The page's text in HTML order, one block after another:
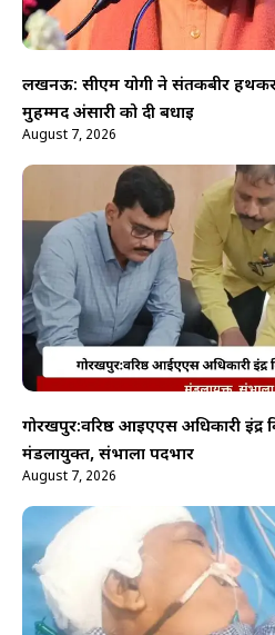
लखनऊ: सीएम योगी ने संतकबीर
मुहम्मद अंसारी को दी बधाई
August 7, 2026
गोरखपुर:वरिष्ठ आईएएस अधिकारी
मंडलायुक्त, संभाला पदभार
August 7, 2026